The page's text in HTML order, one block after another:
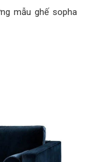
mẫu ghế sopha